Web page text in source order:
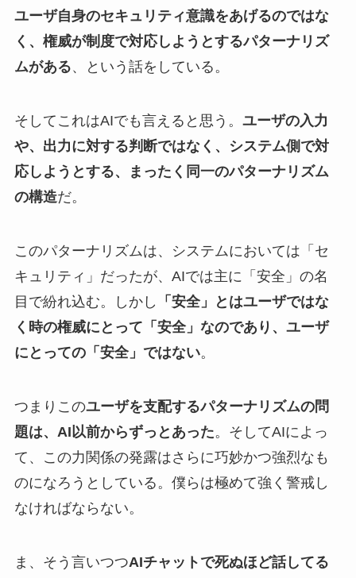
ユーザ自身のセキュリティ意識をあげるのではな
く、権威が制度で対応しようとするパターナリズ
ムがある、という話をしている。
そしてこれはAIでも言えると思う。 ユーザの入力
や、出力に対する判断ではなく、システム側で対
応しようとする、まったく同一のパターナリズム
の構造だ。
このパターナリズムは、システムにおいては「セ
キュリティ」だったが、AIでは主に「安全」の名
目で紛れ込む。しかし
「安全」とはユーザではな
く時の権威にとって「安全」なのであり、ユーザ
にとっての「安全」ではない。
つまりこのユーザを支配するパターナリズムの問
題は、AI以前からずっとあった。そしてAIによっ
て、この力関係の発露はさらに巧妙かつ強烈なも
のになろうとしている。僕らは極めて強く警戒し
なければならない。
ま、そう言いつつAIチャットで死ぬほど話してる